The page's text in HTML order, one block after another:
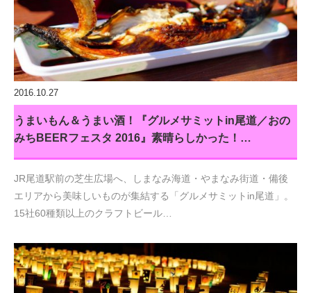
2016.10.27
うまいもん＆うまい酒！『グルメサミットin尾道／おの
みちBEERフェスタ 2016』素晴らしかった！…
JR尾道駅前の芝生広場へ、しまなみ海道・やまなみ街道・備後
エリアから美味しいものが集結する「グルメサミットin尾道」。
15社60種類以上のクラフトビール…